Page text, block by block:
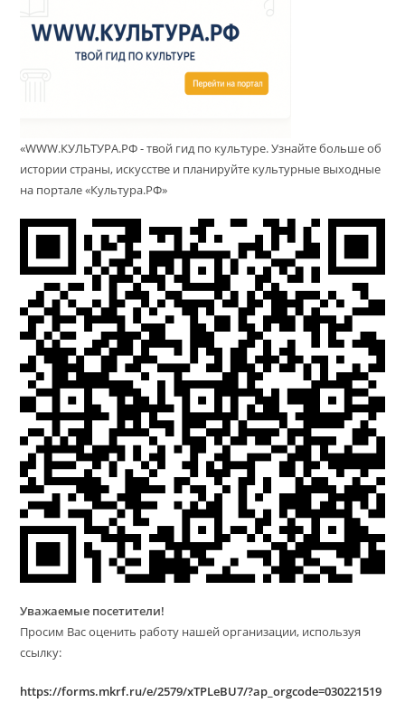
«WWW.КУЛЬТУРА.РФ - твой гид по культуре. Узнайте больше об
истории страны, искусстве и планируйте культурные выходные
на портале «Культура.РФ»
Уважаемые посетители!
Просим Вас оценить работу нашей организации, используя
ссылку:
https://forms.mkrf.ru/e/2579/xTPLeBU7/?ap_orgcode=030221519